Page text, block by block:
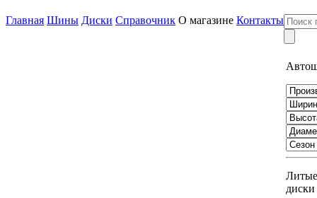
Главная Шины Диски Справочник О магазине Контакты
Литые
диски